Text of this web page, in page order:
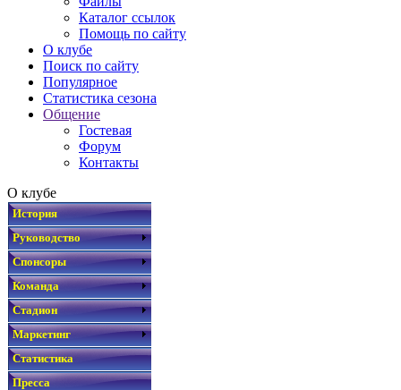
Каталог ссылок
Помощь по сайту
О клубе
Поиск по сайту
Популярное
Статистика сезона
Общение
Гостевая
Форум
Контакты
О клубе
История
Руководство
Спонсоры
Команда
Стадион
Маркетинг
Статистика
Пресса